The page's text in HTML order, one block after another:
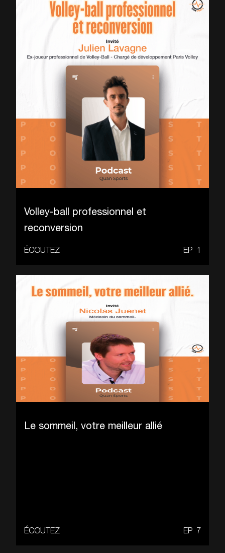
Volley-ball professionnel et
reconversion
ÉCOUTEZ EP 1
Le sommeil, votre meilleur allié
ÉCOUTEZ EP 7